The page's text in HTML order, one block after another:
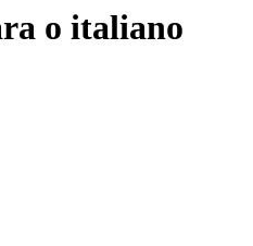
o italiano